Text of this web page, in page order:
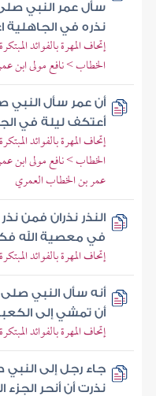
سأل عمر النبي
نذره في الجاهلية
إتحاف المهرة بالفوائد
الخطاب > نافع مولى ابن
أن عمر سأل النبي
أعتكف ليلة في
إتحاف المهرة بالفوائد
الخطاب > نافع مولى ابن
عمر بن الخطاب العمري
النذر نذران فمن
في معصية الله
إتحاف المهرة بالفوائد
أنه سأل النبي
أن تمشي إلى
إتحاف المهرة بالفوائد
جاء رجل إلى
نذرت أن أنحر